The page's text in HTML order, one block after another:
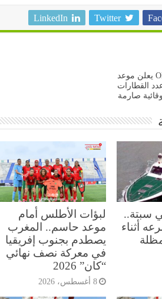
Twitter
LinkedIn
عـــاجـل : الـONCF يعلن موعد
القطارات
صارمة
سبتة..
أثناء
لبؤات الأطلس أمام
موعد حاسم.. المغرب
يصطدم بجنوب إفريقيا
في معركة نصف نهائي
“كان” 2026
8 أغسطس، 2026